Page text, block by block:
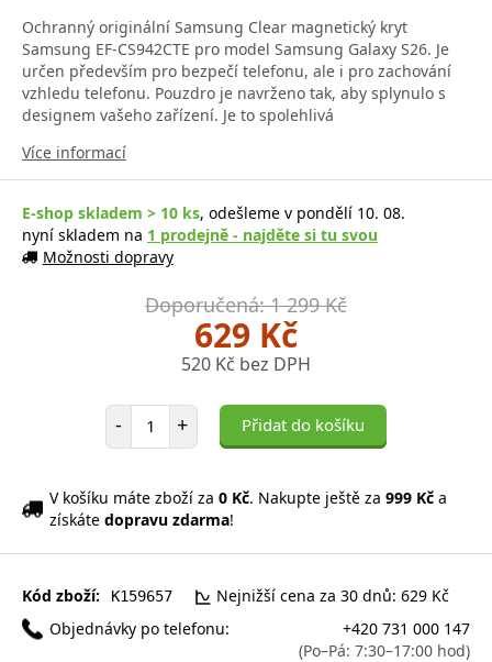
Ochranný originální Samsung Clear magnetický kryt
Samsung EF-CS942CTE pro model Samsung Galaxy S26. Je
určen především pro bezpečí telefonu, ale i pro zachování
vzhledu telefonu. Pouzdro je navrženo tak, aby splynulo s
designem vašeho zařízení. Je to spolehlivá
Více informací
E-shop skladem > 10 ks, odešleme v pondělí 10. 08.
nyní skladem na 1 prodejně - najděte si tu svou
Možnosti dopravy
Doporučená: 1 299 Kč
629 Kč
520 Kč bez DPH
- Počet položek
+ Přidat do košíku
V košíku máte zboží za 0 Kč. Nakupte ještě za 999 Kč a
získáte dopravu zdarma!
Kód zboží: K159657
Nejnižší cena za 30 dnů: 629 Kč
Objednávky po telefonu:
+420 731 000 147
(Po–Pá: 7:30–17:00 hod)